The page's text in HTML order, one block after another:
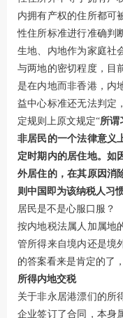
内拥有产权的住所都可
性住所标准进行准确判
生地、内地作为家庭社
与两地的密切程度，目
是在内地而非香港，内
益中心标准还无法判定
定规则上原文规定“所谓
非居民的一个法律意义
定时期内的居住地。如
外居住的，在其原因消
则中国即为该纳税人习
居民是不是心服口服？
按内地税法属人加属地
管所得来自境内还是境
的答案看来是肯定的了
所得内地交税
关于非永居港漂们的所
企业签订了合同，本身